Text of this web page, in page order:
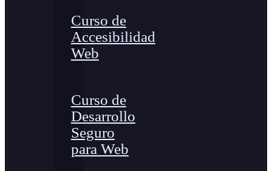
Curso de
Accesibilidad
Web
Curso de
Desarrollo
Seguro
para Web